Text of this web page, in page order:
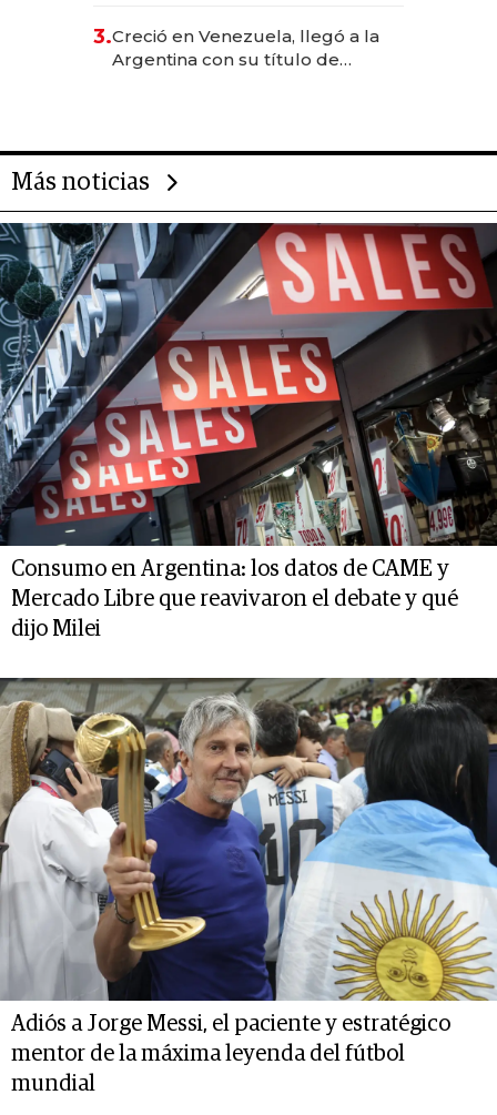
3.Creció en Venezuela, llegó a la
Argentina con su título de
Más noticias
Consumo en Argentina: los datos de CAME y
Mercado Libre que reavivaron el debate y qué
dijo Milei
Adiós a Jorge Messi, el paciente y estratégico
mentor de la máxima leyenda del fútbol
mundial